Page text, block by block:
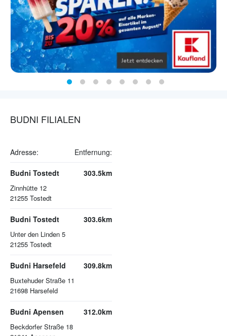
BUDNI FILIALEN
Adresse: Entfernung:
Budni Tostedt
Zinnhütte 12
21255 Tostedt
303.5km
Budni Tostedt
Unter den Linden 5
21255 Tostedt
303.6km
Budni Harsefeld
Buxtehuder Straße 11
21698 Harsefeld
309.8km
Budni Apensen
Beckdorfer Straße 18
312.0km